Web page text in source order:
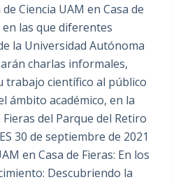
Ciencia UAM en Casa de
en las que diferentes
la Universidad Autónoma
charlas informales,
trabajo científico al público
ámbito académico, en la
del Parque del Retiro
30 de septiembre de 2021
en Casa de Fieras: En los
Descubriendo la